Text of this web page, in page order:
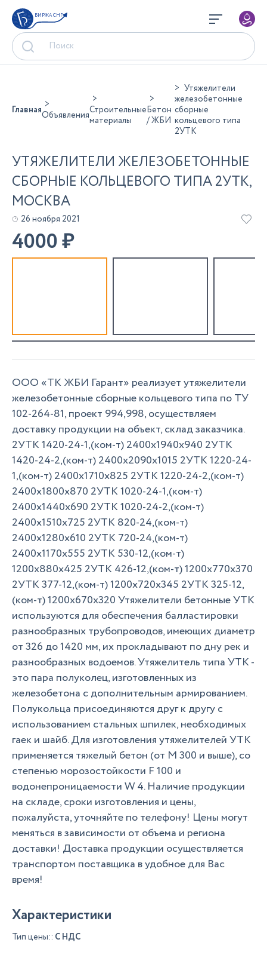
БИРЖА СНГ
ГлавнаяОбъявленияСтроительные
материалы
Бетон
/ ЖБИ
Утяжелители
железобетонные
сборные
кольцевого типа
2УТК
УТЯЖЕЛИТЕЛИ ЖЕЛЕЗОБЕТОННЫЕ
СБОРНЫЕ КОЛЬЦЕВОГО ТИПА 2УТК,
МОСКВА
26 ноября 2021
4000₽
ООО «ТК ЖБИ Гарант» реализует утяжелители
железобетонные сборные кольцевого типа по ТУ
102-264-81, проект 994,998, осуществляем
доставку продукции на объект, склад заказчика.
2УТК 1420-24-1,(ком-т) 2400х1940х940 2УТК
1420-24-2,(ком-т) 2400х2090х1015 2УТК 1220-24-
1,(ком-т) 2400х1710х825 2УТК 1220-24-2,(ком-т)
2400х1800х870 2УТК 1020-24-1,(ком-т)
2400х1440х690 2УТК 1020-24-2,(ком-т)
2400х1510х725 2УТК 820-24,(ком-т)
2400х1280х610 2УТК 720-24,(ком-т)
2400х1170х555 2УТК 530-12,(ком-т)
1200х880х425 2УТК 426-12,(ком-т) 1200х770х370
2УТК 377-12,(ком-т) 1200х720х345 2УТК 325-12,
(ком-т) 1200х670х320 Утяжелители бетонные УТК
используются для обеспечения балластировки
разнообразных трубопроводов, имеющих диаметр
от 326 до 1420 мм, их прокладывают по дну рек и
разнообразных водоемов. Утяжелитель типа УTK -
это пара полуколец, изготовленных из
железобетона с дополнительным армированием.
Полукольца присоединяются друг к другу с
использованием стальных шпилек, необходимых
гаек и шайб. Для изготовления утяжелителей УТК
применяется тяжелый бетон (от М 300 и выше), со
степенью морозостoйкости F 100 и
вoдoнепроницаемости W 4. Наличие продукции
на складе, сроки изготовления и цены,
пожалуйста, уточняйте по телефону! Цены могут
меняться в зависимости от объема и региона
доставки! Доставка продукции осуществляется
транспортом поставщика в удобное для Вас
время!
Характеристики
Тип цены:: С НДС